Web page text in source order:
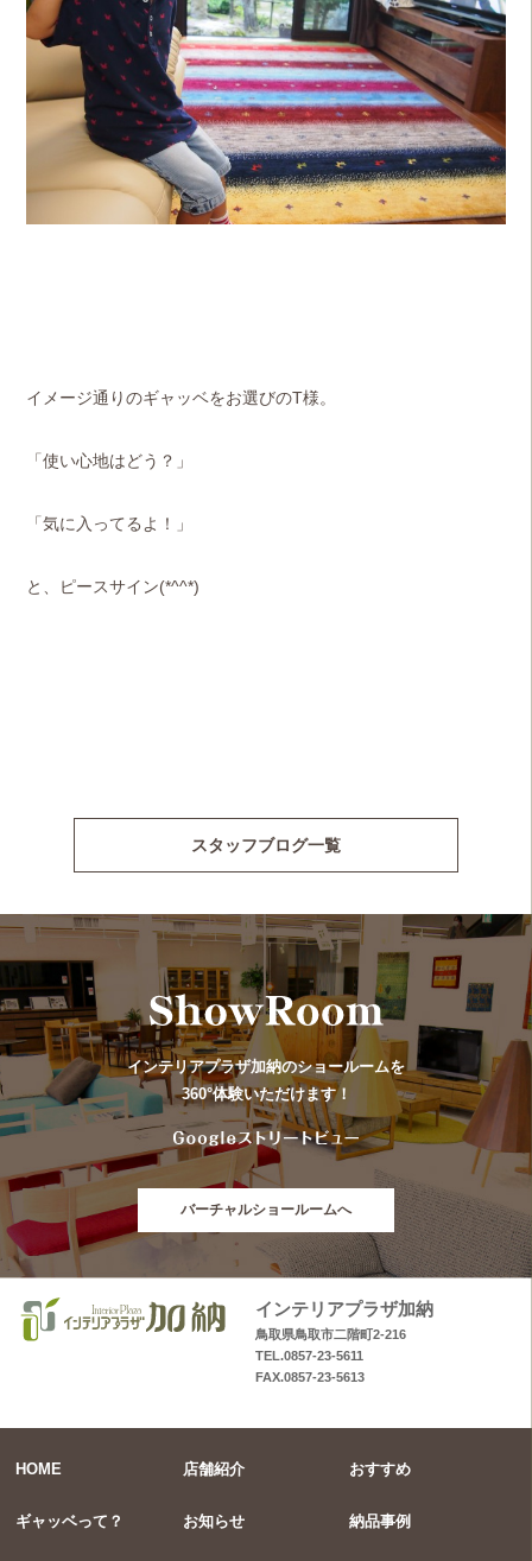
イメージ通りのギャッベをお選びのT様。
「使い心地はどう？」
「気に入ってるよ！」
と、ピースサイン(*^^*)
スタッフブログ一覧
インテリアプラザ加納のショールームを
360°体験いただけます！
バーチャルショールームへ
インテリアプラザ加納
鳥取県鳥取市二階町2-216
TEL.0857-23-5611
FAX.0857-23-5613
HOME 店舗紹介 おすすめ
ギャッベって？ お知らせ 納品事例